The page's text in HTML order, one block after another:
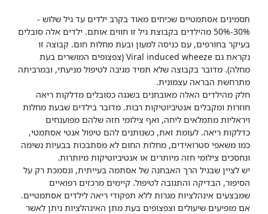
תסמינים אסתמטיים שכיחים מאוד בקרב ילדים עד גיל שלוש -
30%-50% מהילדים בקבוצת גיל זו חווים אותם. ילדים אלה סובלים
בעיקר בחורפים, עם כניסה למעון ובעת מחלות חום. קבוצה זו
נקראת גם Viral induced wheeze (צפצופים המושרים בעת
מחלה). מדובר בקבוצה שלא תמיד מגיבה לטיפול מניעתי, ובמרביתה
מתרחשת הבראה עצמונית.
חלק מהילדים האלה מאובחנים בשגגה כסובלים מדלקות ריאה
חוזרות ומקבלים אנטיביוטיקות רבות. מדובר בילדים שבעת מחלות
ויראליות מתמלאים ליחה, ואף צילומי חזה שלהם מפוענחים
כדלקות ריאה. לעומת זאת, כשנותנים להם טיפול אנטי אסתמטי,
כמו משאפי סטרואידים, מחלות החום לא מסתבכות בבעיות נשימה
ונחסכים צילומי חזה מיותרים או אנטיביוטיקות מיותרות.
יש לציין שבגיל הרך האבחנה של אסתמה בעייתית, ונסמכת רק על
הסיפור, הבדיקה והתגובה לטיפול. קיימים מרכזים רפואיים
שמבצעים אינהלציות מגרות ללא תפקודי ריאה לילדים אסתמטיים.
אם מופיעים שיעולים וצפצופים בעת מתן האינהלציות ניתן לאשר